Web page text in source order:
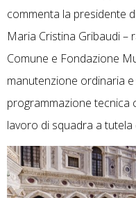
commenta la presidente
Maria Cristina Gribaudi –
Comune e Fondazione
manutenzione ordinaria
programmazione tecnica
lavoro di squadra a